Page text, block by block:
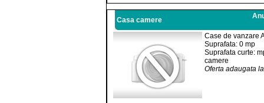
Casa camere
Case de vanzare
Suprafata: 0 mp
Suprafata curte:
camere
Oferta adaugata